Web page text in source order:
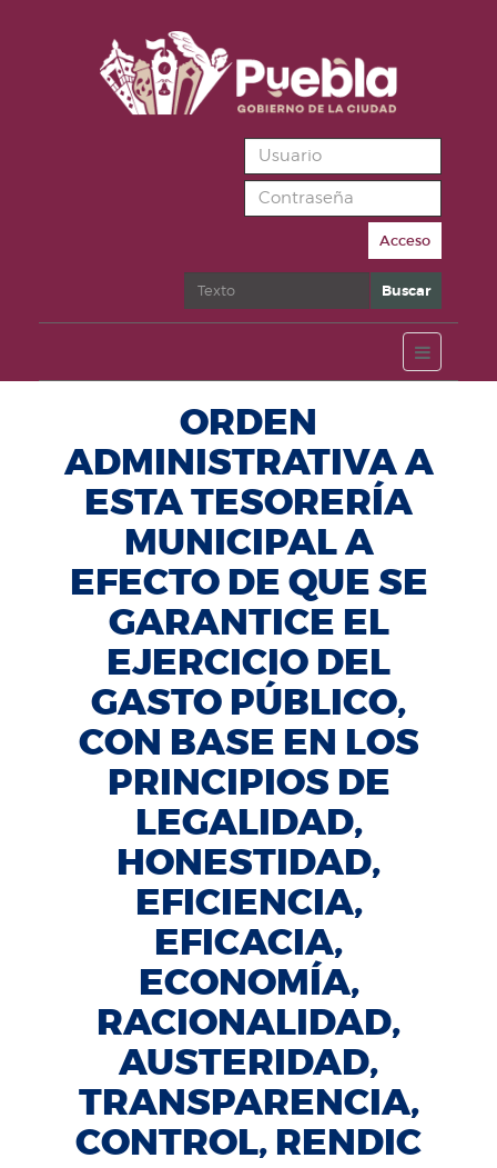
Acceso
Buscar Buscar
ORDEN
ADMINISTRATIVA A
ESTA TESORERÍA
MUNICIPAL A
EFECTO DE QUE SE
GARANTICE EL
EJERCICIO DEL
GASTO PÚBLICO,
CON BASE EN LOS
PRINCIPIOS DE
LEGALIDAD,
HONESTIDAD,
EFICIENCIA,
EFICACIA,
ECONOMÍA,
RACIONALIDAD,
AUSTERIDAD,
TRANSPARENCIA,
CONTROL, RENDIC